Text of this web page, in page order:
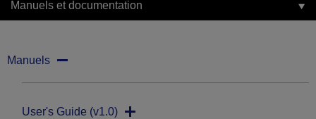
Manuels et documentation
Manuels
User's Guide (v1.0)